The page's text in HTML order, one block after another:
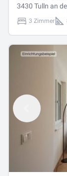
3430 Tulln an
3 Zimmer